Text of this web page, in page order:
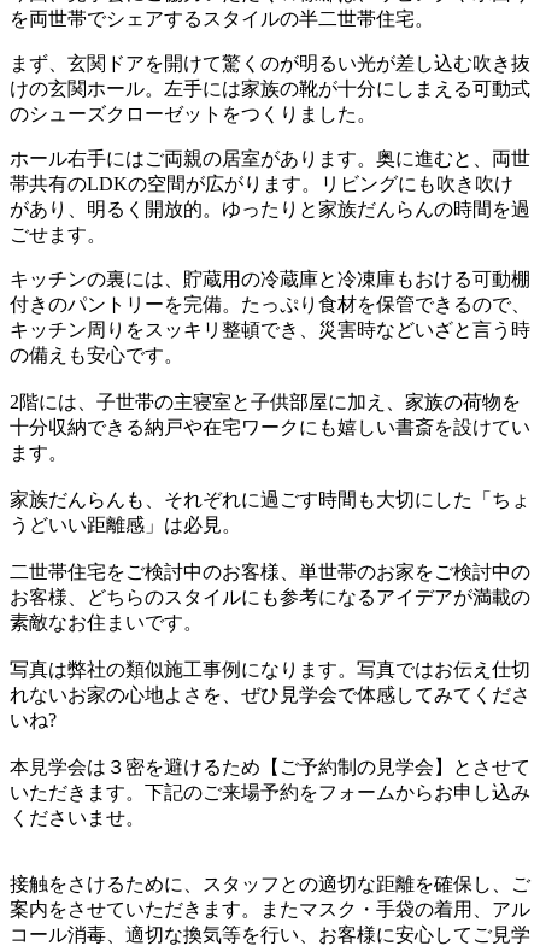
を両世帯でシェアするスタイルの半二世帯住宅。
まず、玄関ドアを開けて驚くのが明るい光が差し込む吹き抜
けの玄関ホール。左手には家族の靴が十分にしまえる可動式
のシューズクローゼットをつくりました。
ホール右手にはご両親の居室があります。奥に進むと、両世
帯共有のLDKの空間が広がります。リビングにも吹き吹け
があり、明るく開放的。ゆったりと家族だんらんの時間を過
ごせます。
キッチンの裏には、貯蔵用の冷蔵庫と冷凍庫もおける可動棚
付きのパントリーを完備。たっぷり食材を保管できるので、
キッチン周りをスッキリ整頓でき、災害時などいざと言う時
の備えも安心です。
2階には、子世帯の主寝室と子供部屋に加え、家族の荷物を
十分収納できる納戸や在宅ワークにも嬉しい書斎を設けてい
ます。
家族だんらんも、それぞれに過ごす時間も大切にした「ちょ
うどいい距離感」は必見。
二世帯住宅をご検討中のお客様、単世帯のお家をご検討中の
お客様、どちらのスタイルにも参考になるアイデアが満載の
素敵なお住まいです。
写真は弊社の類似施工事例になります。写真ではお伝え仕切
れないお家の心地よさを、ぜひ見学会で体感してみてくださ
いね?
本見学会は３密を避けるため【ご予約制の見学会】とさせて
いただきます。下記のご来場予約をフォームからお申し込み
くださいませ。
接触をさけるために、スタッフとの適切な距離を確保し、ご
案内をさせていただきます。またマスク・手袋の着用、アル
コール消毒、適切な換気等を行い、お客様に安心してご見学